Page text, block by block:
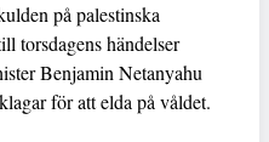
på palestinska
torsdagens händelser
Benjamin Netanyahu
för att elda på våldet.